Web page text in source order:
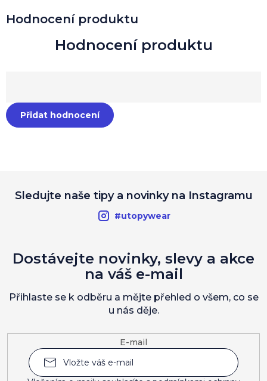
Hodnocení produktu
Přidat hodnocení
Sledujte naše tipy a novinky na Instagramu
#utopywear
E-mail
Dostávejte novinky, slevy a akce
na váš e-mail
Přihlaste se k odběru a mějte přehled o všem, co se
u nás děje.